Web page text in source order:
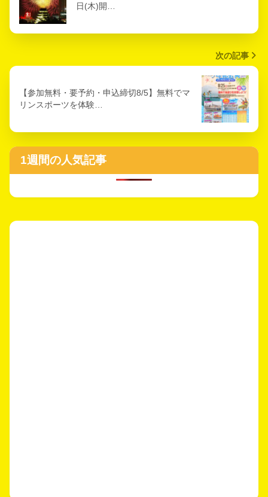
日(木)開…
次の記事
【参加無料・要予約・申込締切8/5】無料でマ
リンスポーツを体験…
1週間の人気記事